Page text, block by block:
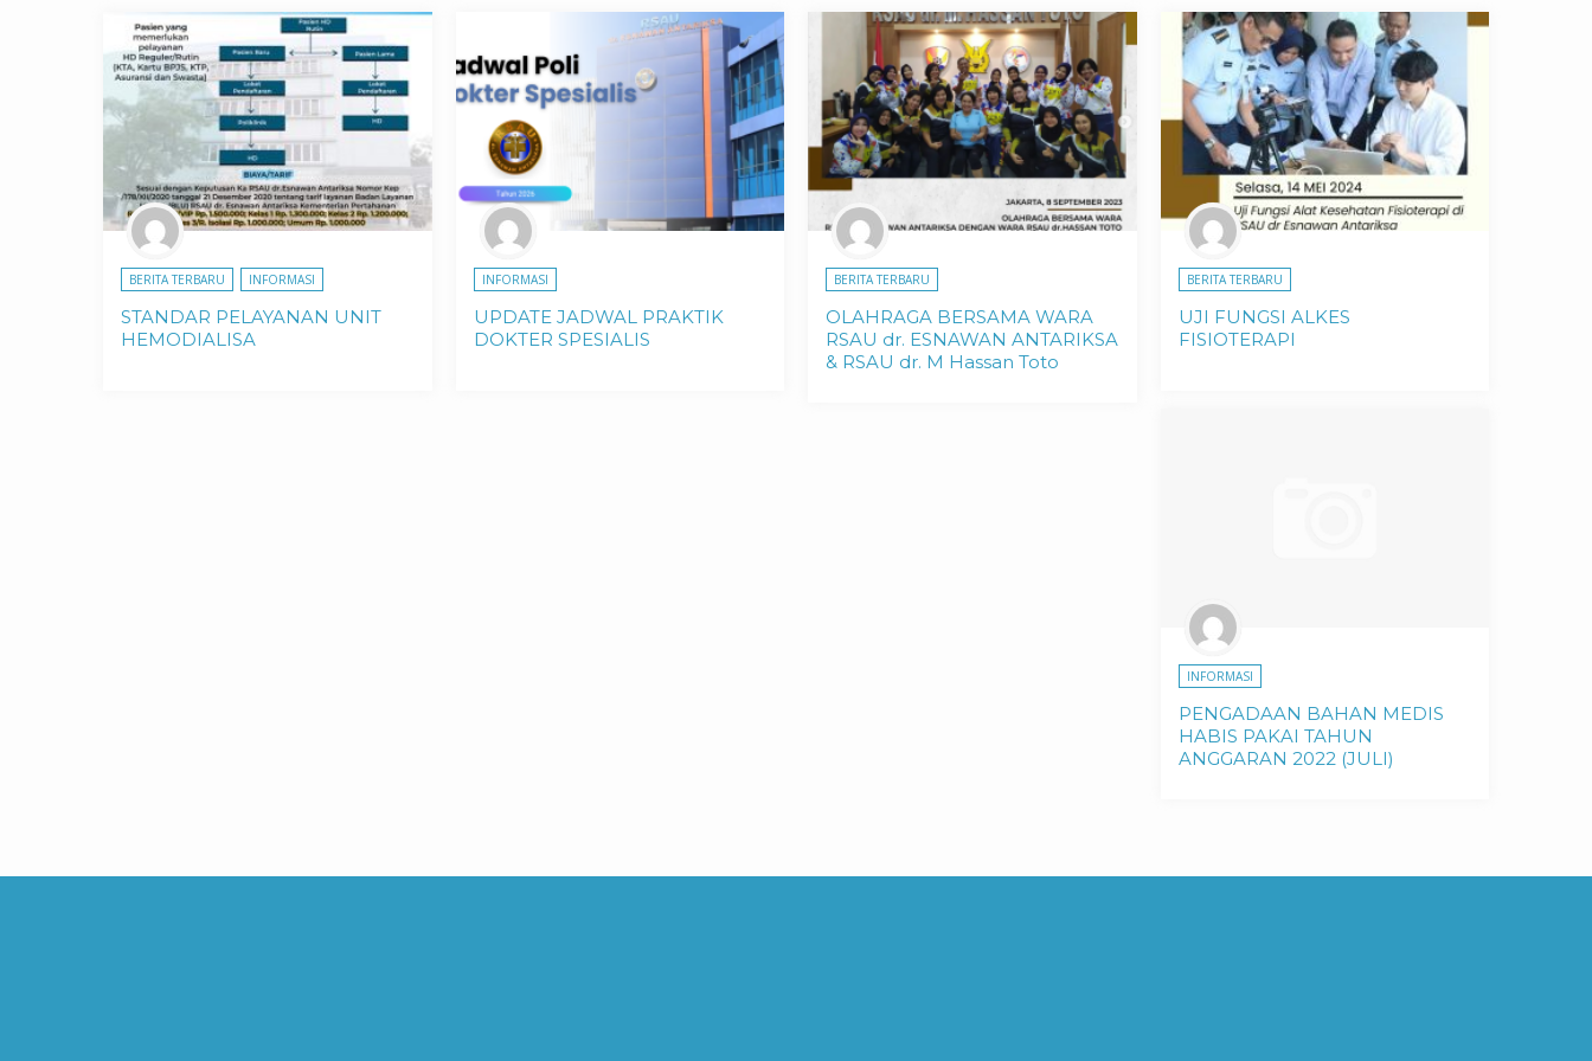
BERITA TERBARU INFORMASI
STANDAR PELAYANAN UNIT
HEMODIALISA
INFORMASI
UPDATE JADWAL PRAKTIK
DOKTER SPESIALIS
BERITA TERBARU
OLAHRAGA BERSAMA WARA
RSAU dr. ESNAWAN ANTARIKSA
& RSAU dr. M Hassan Toto
BERITA TERBARU
UJI FUNGSI ALKES
FISIOTERAPI
INFORMASI
PENGADAAN BAHAN MEDIS
HABIS PAKAI TAHUN
ANGGARAN 2022 (JULI)